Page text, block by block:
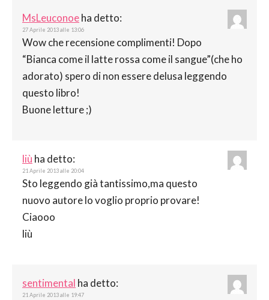
MsLeuconoeha detto:
27 Aprile 2013 alle 13:06
Wow che recensione complimenti! Dopo
“Bianca come il latte rossa come il sangue”(che ho
adorato) spero di non essere delusa leggendo
questo libro!
Buone letture ;)
liù ha detto:
21 Aprile 2013 alle 20:04
Sto leggendo già tantissimo,ma questo
nuovo autore lo voglio proprio provare!
Ciaooo
liù
sentimental ha detto:
21 Aprile 2013 alle 19:47